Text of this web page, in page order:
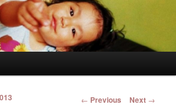
Post navigation
← Previous Next →